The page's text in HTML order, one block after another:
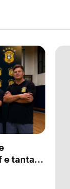
e tanta